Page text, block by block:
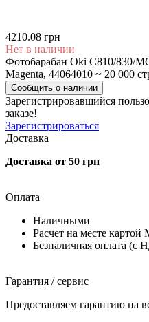
4210.08 грн
Нет в наличии
Фотобарабан Oki C810/830/
Magenta, 44064010 ~ 20 000
Сообщить о наличии
Зарегистрировавшийся
заказе!
Зарегистрироваться
Доставка
Доставка от 50 грн
Оплата
Наличными
Расчет на месте картой
Безналичная оплата
Гарантия / сервис
Предоставляем гарантию на